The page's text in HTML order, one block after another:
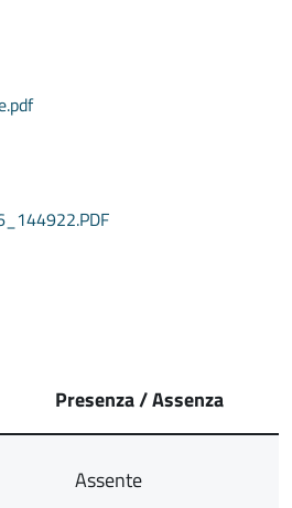
Presenza / Assenza
Assente